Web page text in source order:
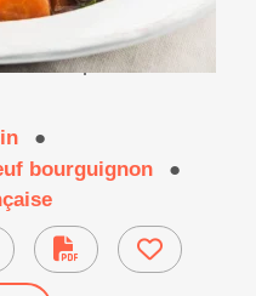
qui ravira vos
●
bourguignon
●